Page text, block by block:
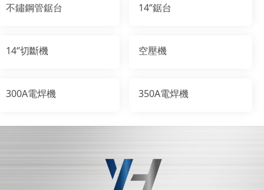
不鏽鋼管鋸台 14‘’鋸台
14‘’切斷機 空壓機
300A電焊機 350A電焊機